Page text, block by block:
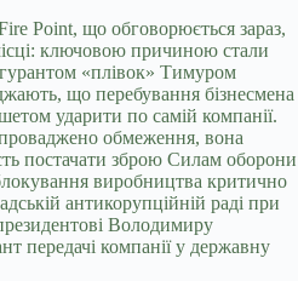
Point, що обговорюється зараз,
ключовою причиною стали
«плівок» Тимуром
що перебування бізнесмена
ударити по самій компанії.
обмеження, вона
постачати зброю Силам оборони
виробництва критично
антикорупційній раді при
Володимиру
передачі компанії у державну